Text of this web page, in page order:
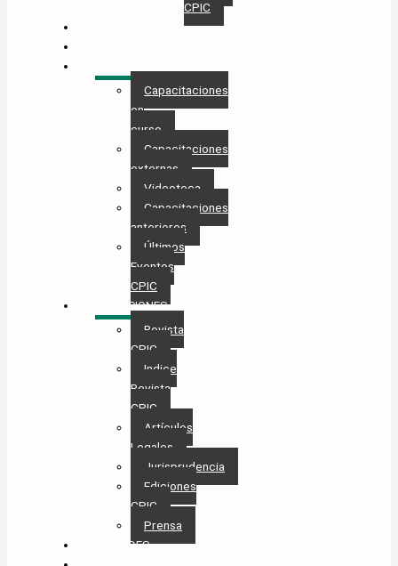
CPIC
Capacitaciones
en
curso
Capacitaciones
externas
Videoteca
Capacitaciones
anteriores
Últimos
Eventos
CPIC
PUBLICACIONES
Revista
CPIC
Indice
Revista
CPIC
Artículos
Legales
Jurisprudencia
Ediciones
CPIC
Prensa
NOVEDADES